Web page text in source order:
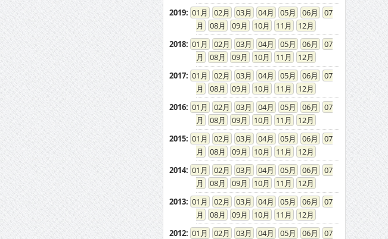
2019: 01 02 03 04 05 06
07
08
09 10 11
12
2018: 01 02 03 04 05 06
07
08
09 10 11
12
2017: 01 02 03 04 05 06
07
08
09 10 11
12
2016: 01 02 03 04 05 06
07
08
09 10 11
12
2015: 01 02 03 04 05 06
07
08
09 10 11
12
2014: 01 02 03 04 05 06
07
08
09 10 11
12
2013: 01 02 03 04 05 06
07
08
09 10 11
12
2012: 01 02 03 04 05 06
07